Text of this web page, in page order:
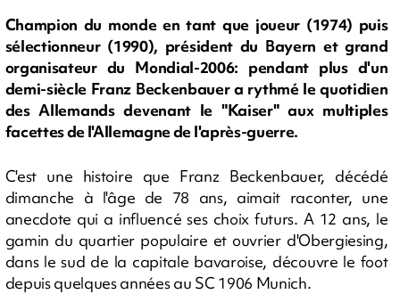
Champion du monde en tant que joueur (1974) puis
sélectionneur (1990), président du Bayern et grand
organisateur du Mondial-2006: pendant plus d'un
demi-siècle Franz Beckenbauer a rythmé le quotidien
des Allemands devenant le "Kaiser" aux multiples
facettes de l'Allemagne de l'après-guerre.
C'est une histoire que Franz Beckenbauer, décédé
dimanche à l'âge de 78 ans, aimait raconter, une
anecdote qui a influencé ses choix futurs. A 12 ans, le
gamin du quartier populaire et ouvrier d'Obergiesing,
dans le sud de la capitale bavaroise, découvre le foot
depuis quelques années au SC 1906 Munich.